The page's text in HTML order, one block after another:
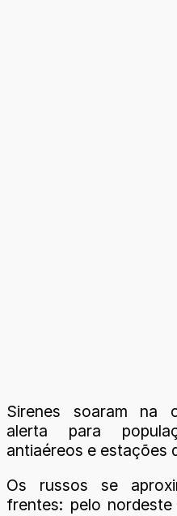
Sirenes soaram na
alerta para
antiaéreos e estações
Os russos se
frentes: pelo